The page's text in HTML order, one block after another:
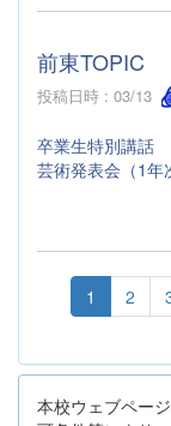
前東TOPIC
投稿日時 : 03/13
卒業生特別講話
芸術発表会（1年
1 2
本校ウェブペー